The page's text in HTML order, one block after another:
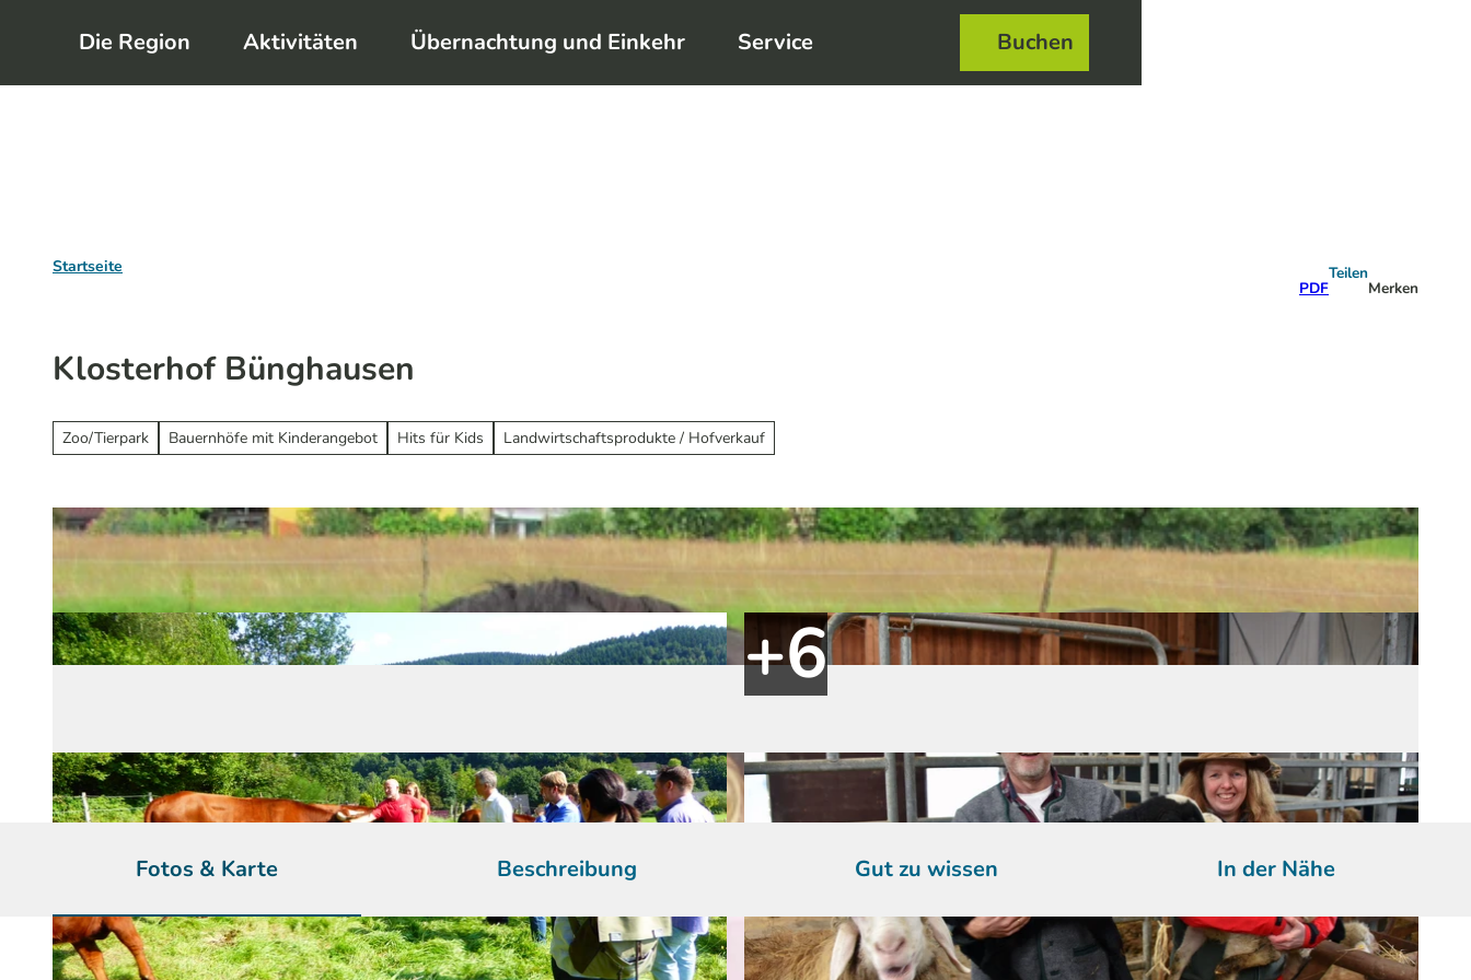
m
Die Region Aktivitäten Übernachtung und Einkehr Service Buchen
Startseite
PDF
Teilen
Merken
Klosterhof Bünghausen
Zoo/Tierpark Bauernhöfe mit Kinderangebot Hits für Kids Landwirtschaftsprodukte / Hofverkauf
Fotos & Karte Beschreibung Gut zu wissen In der Nähe